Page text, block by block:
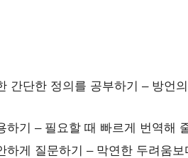
간단한 정의를 공부하기 – 방언
하기 – 필요할 때 빠르게 번역해
하게 질문하기 – 막연한 두려움